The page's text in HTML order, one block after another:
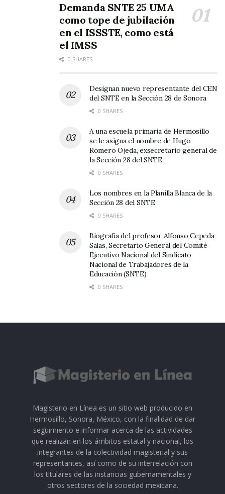
Demanda SNTE 25 UMA
como tope de jubilación
en el ISSSTE, como está
el IMSS
0 SHARES
Designan nuevo representante del CEN
del SNTE en la Sección 28 de Sonora
0 SHARES
A una escuela primaria de Hermosillo
se le asigna el nombre de Hugo
Romero Ojeda, exsecretario general de
la Sección 28 del SNTE
0 SHARES
Los nombres en la Planilla Blanca de la
Sección 28 del SNTE
0 SHARES
Biografía del profesor Alfonso Cepeda
Salas, Secretario General del Comité
Ejecutivo Nacional del Sindicato
Nacional de Trabajadores de la
Educación (SNTE)
0 SHARES
Magisterio en Línea es un sitio web producido en
Hermosillo, Sonora, México, con la finalidad de dar
seguimiento e informar acerca de las actividades
que realizan en los ámbitos estatal y nacional, los
integrantes de la colectividad magisterial y sus
representantes, así como de su interrelación con
los titulares de las instancias gubernamentales y
otros sectores de la sociedad mexicana.